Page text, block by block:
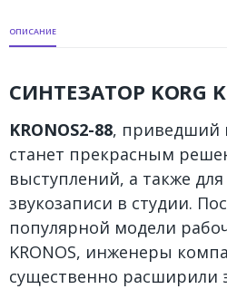
ОПИСАНИЕ
СИНТЕЗАТОР KORG
KRONOS2-88, приведший
станет прекрасным
выступлений, а также
звукозаписи в студии.
популярной модели
KRONOS, инженеры
существенно расширили